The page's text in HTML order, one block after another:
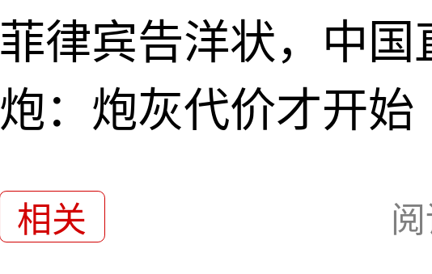
菲律宾告洋状，中国
炮：炮灰代价才开始
相关